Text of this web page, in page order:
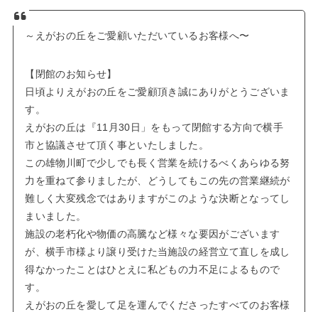
～えがおの丘をご愛顧いただいているお客様へ〜
【閉館のお知らせ】
日頃よりえがおの丘をご愛顧頂き誠にありがとうございま
す。
えがおの丘は『11月30日」をもって閉館する方向で横手
市と協議させて頂く事といたしました。
この雄物川町で少しでも長く営業を続けるべくあらゆる努
力を重ねて参りましたが、どうしてもこの先の営業継続が
難しく大変残念ではありますがこのような決断となってし
まいました。
施設の老朽化や物価の高騰など様々な要因がございます
が、横手市様より譲り受けた当施設の経営立て直しを成し
得なかったことはひとえに私どもの力不足によるもので
す。
えがおの丘を愛して足を運んでくださったすべてのお客様